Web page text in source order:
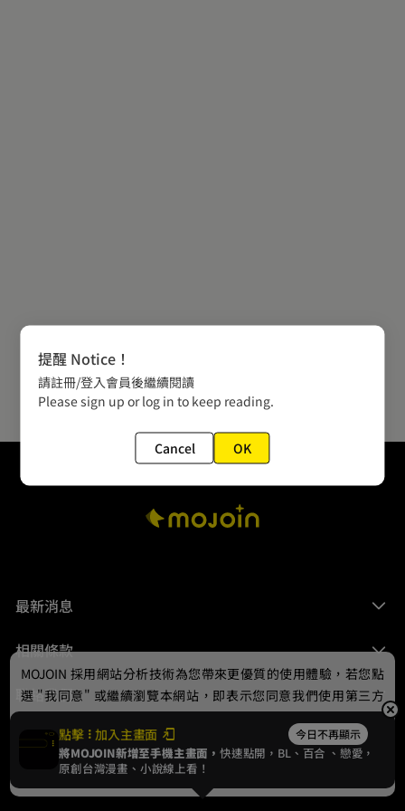
最新消息
相關條款
聯絡我們
© 2024 gamania Digital Entertainment Co., Ltd.
點擊 加入主畫面 今日不再顯示
將MOJOIN新增至手機主畫面，快速點開，BL、 百合 、戀愛，
原創台灣漫畫、小說線上看！
MOJOIN 採用網站分析技術為您帶來更優質的使用體驗，若您點
選 "我同意" 或繼續瀏覽本網站，即表示您同意我們使用第三方
Cookie，欲瞭解更多資訊請見隱私權政策。
我同意
提醒 Notice！
請註冊/登入會員後繼續閱讀
Please sign up or log in to keep reading.
Cancel OK